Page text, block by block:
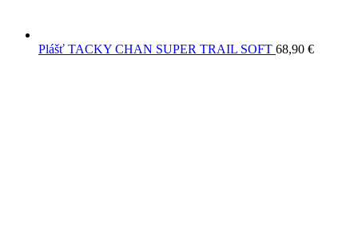
Plášť TACKY CHAN SUPER TRAIL SOFT 68,90 €